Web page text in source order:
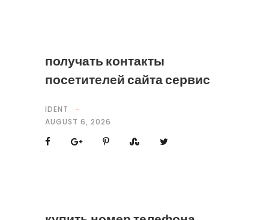
получать контакты
посетителей сайта сервис
IDENT
AUGUST 6, 2026